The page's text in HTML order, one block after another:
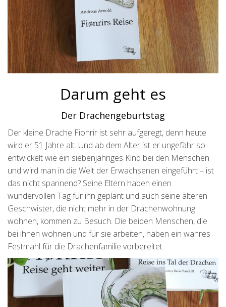
Darum geht es
Der Drachengeburtstag
Der kleine Drache Fionrir ist sehr aufgeregt, denn heute
wird er 51 Jahre alt. Und ab dem Alter ist er ungefähr so
entwickelt wie ein siebenjähriges Kind bei den Menschen
und wird man in die Welt der Erwachsenen eingeführt – ist
das nicht spannend? Seine Eltern haben einen
wundervollen Tag für ihn geplant und auch seine älteren
Geschwister, die nicht mehr in der Drachenwohnung
wohnen, kommen zu Besuch. Die beiden Menschen, die
bei ihnen wohnen und für sie arbeiten, haben ein wahres
Festmahl für die Drachenfamilie vorbereitet.